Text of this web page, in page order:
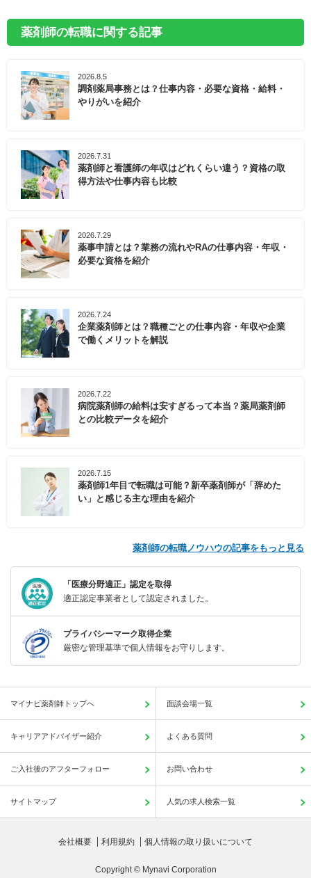
薬剤師の転職に関する記事
2026.8.5
調剤薬局事務とは？仕事内容・必要な資格・給料・
やりがいを紹介
2026.7.31
薬剤師と看護師の年収はどれくらい違う？資格の取
得方法や仕事内容も比較
2026.7.29
薬事申請とは？業務の流れやRAの仕事内容・年収・
必要な資格を紹介
2026.7.24
企業薬剤師とは？職種ごとの仕事内容・年収や企業
で働くメリットを解説
2026.7.22
病院薬剤師の給料は安すぎるって本当？薬局薬剤師
との比較データを紹介
2026.7.15
薬剤師1年目で転職は可能？新卒薬剤師が「辞めた
い」と感じる主な理由を紹介
薬剤師の転職ノウハウの記事をもっと見る
「医療分野適正」認定を取得
適正認定事業者として認定されました。
プライバシーマーク取得企業
厳密な管理基準で個人情報をお守りします。
マイナビ薬剤師トップへ 面談会場一覧
キャリアアドバイザー紹介 よくある質問
ご入社後のアフターフォロー お問い合わせ
サイトマップ 人気の求人検索一覧
会社概要 利用規約 個人情報の取り扱いについて
Copyright © Mynavi Corporation